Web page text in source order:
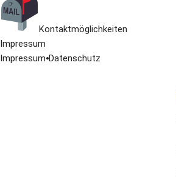
Kontaktmöglichkeiten
Impressum
Impressum⦁Datenschutz